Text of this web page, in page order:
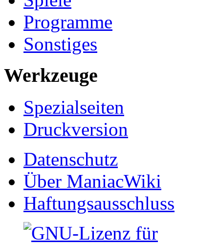
Programme
Sonstiges
Werkzeuge
Spezialseiten
Druckversion
Datenschutz
Über ManiacWiki
Haftungsausschluss